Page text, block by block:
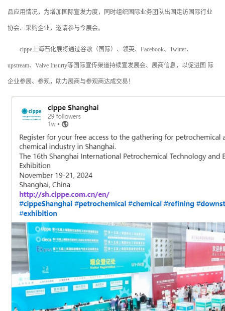
品应用情况，为增加国际宣发力度，同时组织国际业务团队出国走访国际行业
协会、采购企业，邀请参与今展会。
cippe上海石化展将通过谷歌（国际）、领英、Facebook、Twitter、
upstream、Valve Insurty等国际宣传渠道持续宣发展会、展商信息，以促进国 际
企业参展、参观，助力展商与参观商达成交易！